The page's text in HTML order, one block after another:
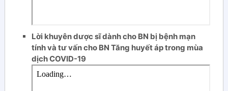
Lời khuyên dược sĩ dành cho BN bị bệnh mạn
tính và tư vấn cho BN Tăng huyết áp trong mùa
dịch COVID-19